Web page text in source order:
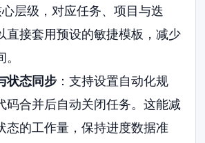
层级，对应任务、项目与迭
直接套用预设的敏捷模板，减少
状态同步：支持设置自动化规
码合并后自动关闭任务。这能减
态的工作量，保持进度数据准